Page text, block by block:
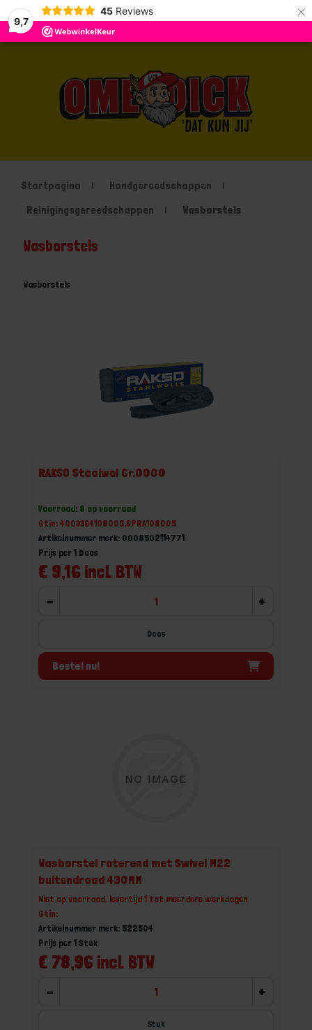
9,7
45 Reviews ×
Startpagina
Handgereedschappen
Reinigingsgereedschappen
Wasborstels
Wasborstels
Wasborstels
RAKSO Staalwol Gr.0000
Voorraad: 8 op voorraad
Gtin: 4003364108005,SPRA108005
Artikelnummer merk: 0008502114771
€ 9,16 incl. BTW
Prijs per 1 Doos
- +
Doos
Bestel nu!
Wasborstel roterend met Swivel M22
buitendraad 430MM
Niet op voorraad, levertijd 1 tot meerdere werkdagen
Gtin:
Artikelnummer merk: 522504
€ 78,96 incl. BTW
Prijs per 1 Stuk
- +
Stuk